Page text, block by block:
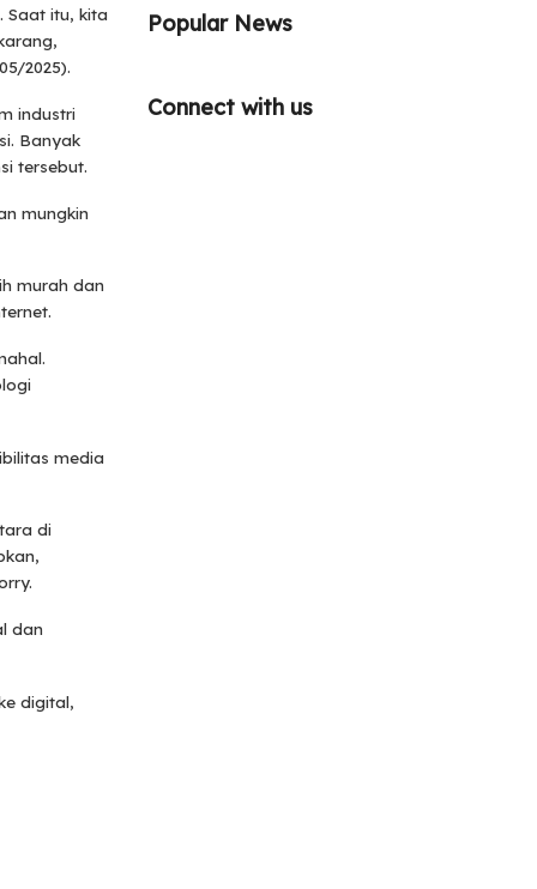
Saat itu, kita
2025).
industri
Banyak
tersebut.
mungkin
murah dan
media
di
dan
digital,
Popular News
Connect with us